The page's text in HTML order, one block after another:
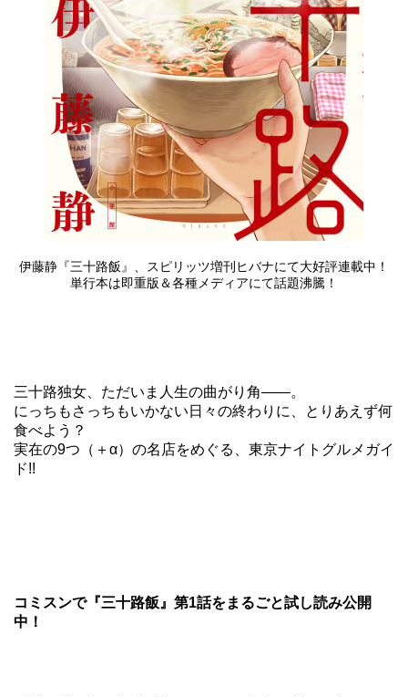
伊藤静『三十路飯』、スピリッツ増刊ヒバナにて大好評連載中！
単行本は即重版＆各種メディアにて話題沸騰！
三十路独女、ただいま人生の曲がり角――。
にっちもさっちもいかない日々の終わりに、とりあえず何
食べよう？
実在の9つ（＋α）の名店をめぐる、東京ナイトグルメガイ
ド!!
コミスンで『三十路飯』第1話をまるごと試し読み公開
中！